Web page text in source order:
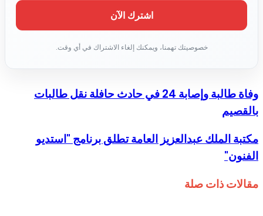
وفاة طالبة وإصابة 24 في حادث حافلة نقل طالبات
بالقصيم
مكتبة الملك عبدالعزيز العامة تطلق برنامج "استديو
الفنون"
مقالات ذات صلة